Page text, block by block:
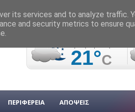
ΠΕΡΙΦΕΡΕΙΑ ΑΠΟΨΕΙΣ
its services and to analyze traffic.
and security metrics to ensure